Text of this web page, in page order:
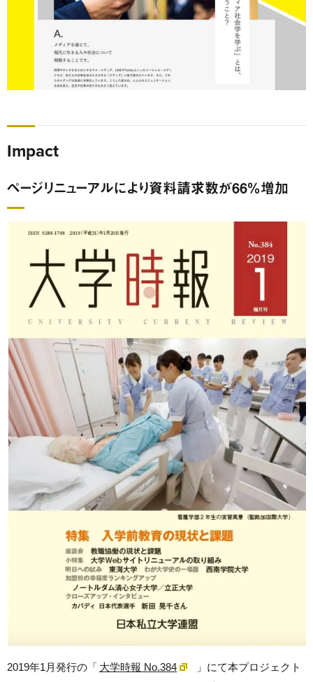
Impact
ページリニューアルにより資料請求数が66％増加
2019年1月発行の「 大学時報 No.384
」にて本プロジェクト